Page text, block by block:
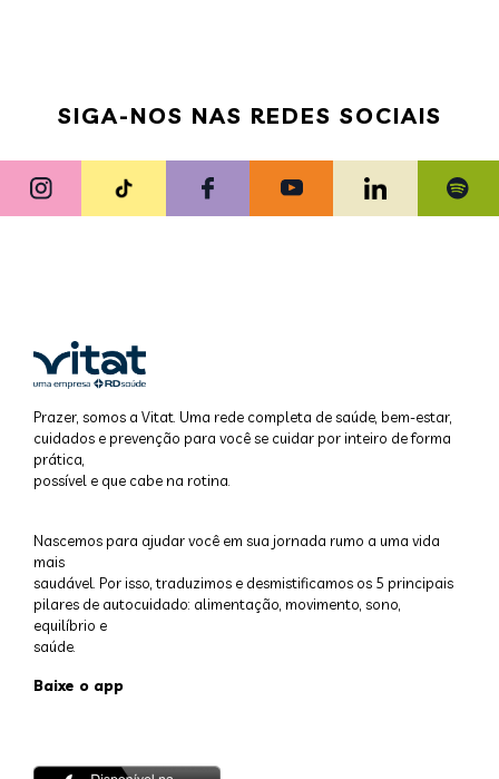
SIGA-NOS NAS REDES SOCIAIS
Prazer, somos a Vitat. Uma rede completa de saúde, bem-estar,
cuidados e prevenção para você se cuidar por inteiro de forma
prática,
possível e que cabe na rotina.
Nascemos para ajudar você em sua jornada rumo a uma vida
mais
saudável. Por isso, traduzimos e desmistificamos os 5 principais
pilares de autocuidado: alimentação, movimento, sono,
equilíbrio e
saúde.
Baixe o app